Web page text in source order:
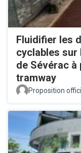
Fluidifier les
cyclables sur
de Sévérac à
tramway
Proposition